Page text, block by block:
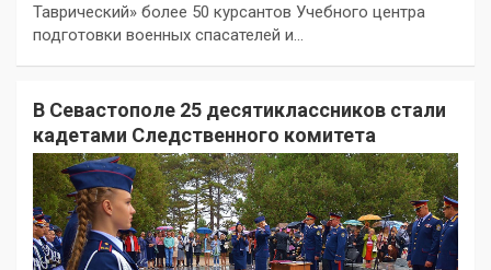
Таврический» более 50 курсантов Учебного центра
подготовки военных спасателей и…
В Севастополе 25 десятиклассников стали
кадетами Следственного комитета